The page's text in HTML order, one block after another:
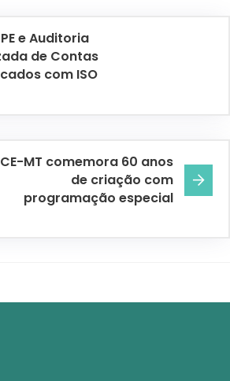
e Auditoria
de Contas
com ISO
MT comemora 60 anos
de criação com
programação especial